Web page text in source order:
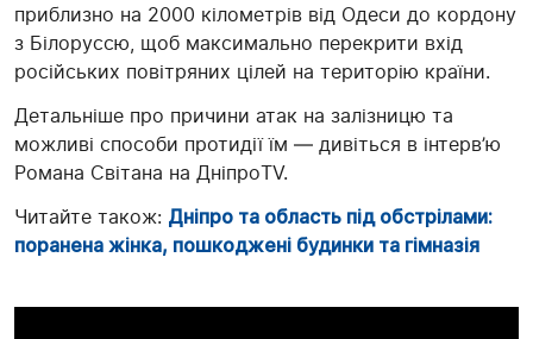
приблизно на 2000 кілометрів від Одеси до кордону
з Білоруссю, щоб максимально перекрити вхід
російських повітряних цілей на територію країни.
Детальніше про причини атак на залізницю та
можливі способи протидії їм — дивіться в інтерв’ю
Романа Світана на ДніпроTV.
Читайте також: Дніпро та область під обстрілами:
поранена жінка, пошкоджені будинки та гімназія